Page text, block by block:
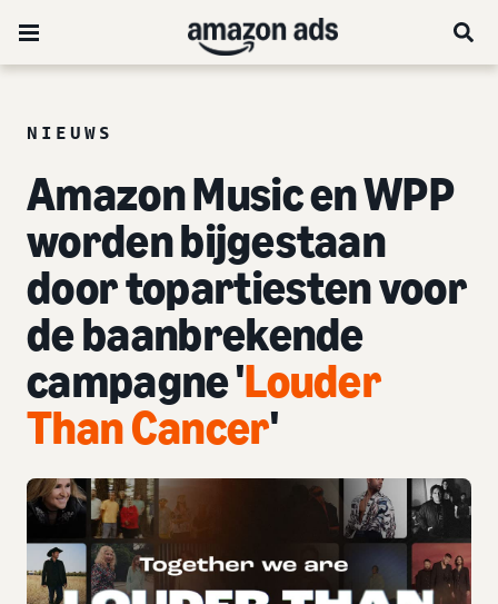
NIEUWS
Amazon Music en WPP
worden bijgestaan
door topartiesten voor
de baanbrekende
campagne 'Louder
Than Cancer'